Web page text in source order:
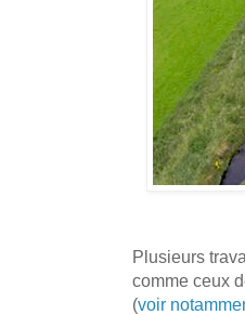
Plusieurs
comme ceux
(voir